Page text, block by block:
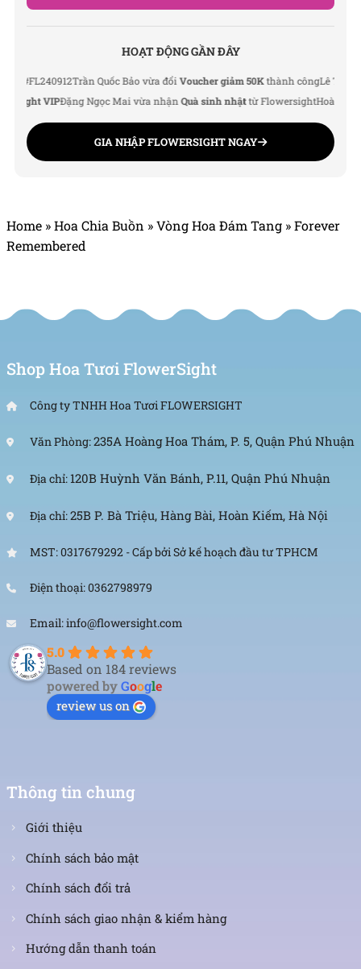
Văn phòng: 235A Hoàng Hoa Thám, P. 5, Quận Phú
Địa chỉ: 120B Huỳnh Văn Bánh, P.11, Quận Phú
Nhuận, TP.HCM
Email: info@flowersight.com
Đánh giá product này
HOẠT ĐỘNG GẦN ĐÂY
Trần Quốc Bảo vừa đổiVoucher giảm 50Kthành côngLê Thu Hà vừa
VIPĐặng Ngọc Mai vừa nhậnQuà sinh nhậttừ FlowersightHoàng Đức
GIA NHẬP FLOWERSIGHT NGAY
Home »Hoa Chia Buồn »Vòng Hoa Đám Tang »Forever
Remembered
Shop Hoa Tươi FlowerSight
Công ty TNHH Hoa Tươi FLOWERSIGHT
Văn Phòng:235A Hoàng Hoa Thám, P. 5, Quận Phú Nhuận
Địa chỉ: 120B Huỳnh Văn Bánh, P.11, Quận Phú Nhuận
Địa chỉ:25B P. Bà Triệu, Hàng Bài, Hoàn Kiếm, Hà Nội
MST: 0317679292 - Cấp bởi Sở kế hoạch đầu tư TPHCM
Điện thoại: 0362798979
Email: info@flowersight.com
5.0
Based on 184 reviews
powered byGoogle
review us on
Thông tin chung
Giới thiệu
Chính sách bảo mật
Chính sách đổi trả
Chính sách giao nhận & kiểm hàng
Hướng dẫn thanh toán